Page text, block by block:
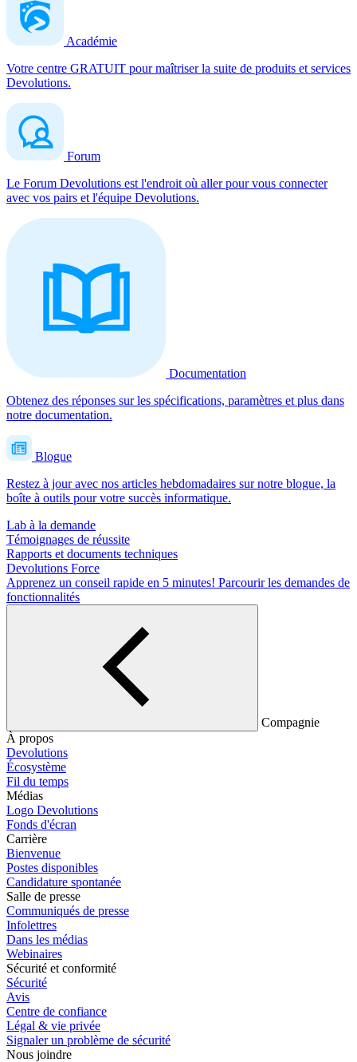
Académie
Votre centre GRATUIT pour maîtriser la suite de produits et services
Devolutions.
Forum
Le Forum Devolutions est l'endroit où aller pour vous connecter
avec vos pairs et l'équipe Devolutions.
Documentation
Obtenez des réponses sur les spécifications, paramètres et plus dans
notre documentation.
Blogue
Restez à jour avec nos articles hebdomadaires sur notre blogue, la
boîte à outils pour votre succès informatique.
Lab à la demande
Témoignages de réussite
Rapports et documents techniques
Devolutions Force
Apprenez un conseil rapide en 5 minutes! Parcourir les demandes de
fonctionnalités
Compagnie
À propos
Devolutions
Écosystème
Fil du temps
Médias
Logo Devolutions
Fonds d'écran
Carrière
Bienvenue
Postes disponibles
Candidature spontanée
Salle de presse
Communiqués de presse
Infolettres
Dans les médias
Webinaires
Sécurité et conformité
Sécurité
Avis
Centre de confiance
Légal & vie privée
Signaler un problème de sécurité
Nous joindre